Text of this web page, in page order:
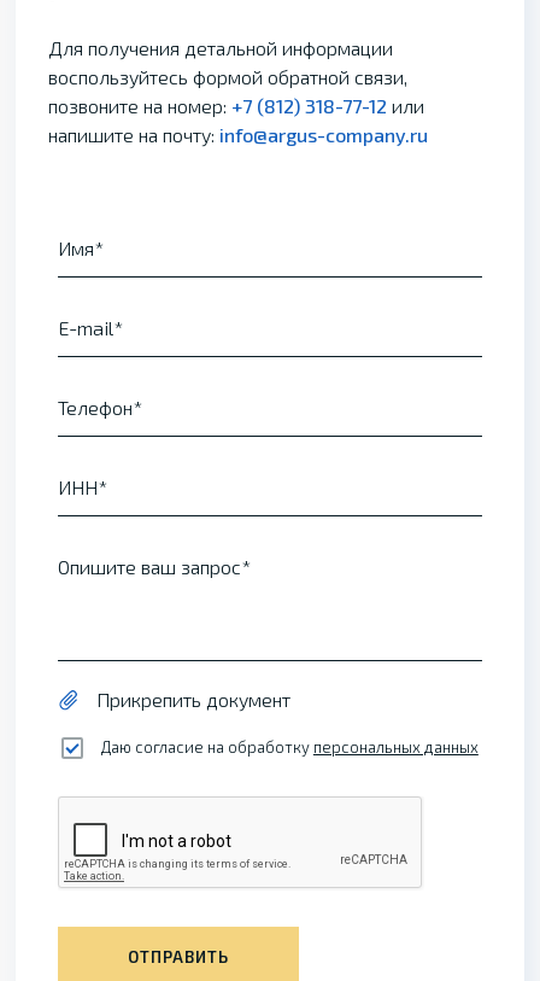
Для получения детальной информации
воспользуйтесь формой обратной связи,
позвоните на номер: +7 (812) 318-77-12 или
напишите на почту: info@argus-company.ru
Имя
E-mail
Телефон
ИНН
Опишите ваш запрос
Прикрепить документ
Даю согласие на обработку персональных данных
ОТПРАВИТЬ